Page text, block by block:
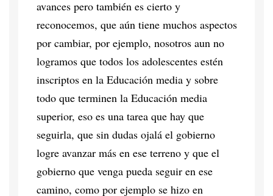
avances pero también es cierto y
reconocemos, que aún tiene muchos aspectos
por cambiar, por ejemplo, nosotros aun no
logramos que todos los adolescentes estén
inscriptos en la Educación media y sobre
todo que terminen la Educación media
superior, eso es una tarea que hay que
seguirla, que sin dudas ojalá el gobierno
logre avanzar más en ese terreno y que el
gobierno que venga pueda seguir en ese
camino, como por ejemplo se hizo en